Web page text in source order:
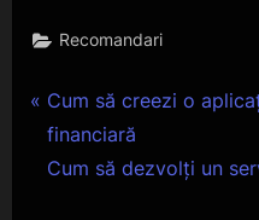
Recomandari
Navigare
în
P
r
e
Cum să creezi o
financiară
N
Cum să dezvolți un